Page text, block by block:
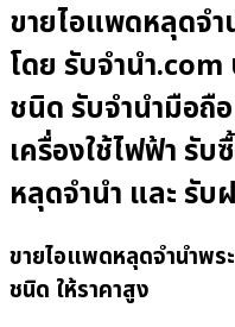
ขายไอแพดหลุดจำ
โดย รับจํานํา
ชนิด รับจำนำมือถื
เครื่องใช้ไฟฟ้า รั
หลุดจำนำ และ รั
ขายไอแพดหลุดจำนำพร
ชนิด ให้ราคาสูง